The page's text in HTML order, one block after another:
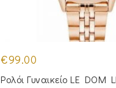
€99.00
Ρολόι Γυναικείο LE DOM